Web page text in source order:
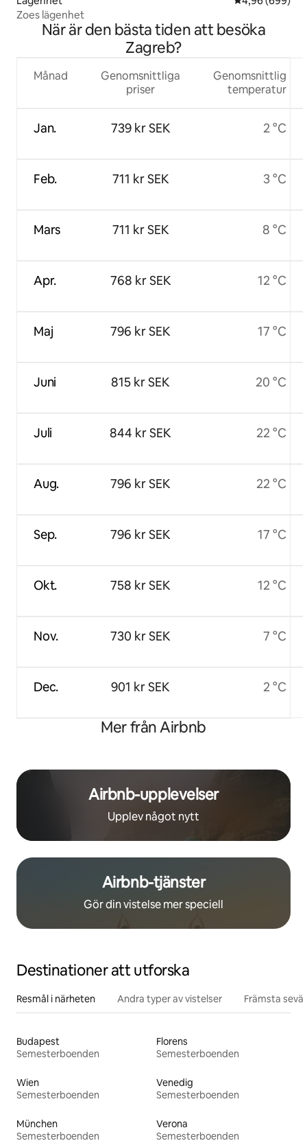
Zoes lägenhet
När är den bästa tiden att besöka
Zagreb?
Månad
Jan.
Feb.
Mars
Apr.
Maj
Juni
Juli
Aug.
Sep.
Okt.
Nov.
Dec.
Genomsnittliga
priser
739 kr SEK
711 kr SEK
711 kr SEK
768 kr SEK
796 kr SEK
815 kr SEK
844 kr SEK
796 kr SEK
796 kr SEK
758 kr SEK
730 kr SEK
901 kr SEK
Genomsnittlig
temperatur
2 °C
3 °C
8 °C
12 °C
17 °C
20 °C
22 °C
22 °C
17 °C
12 °C
7 °C
2 °C
Mer från Airbnb
Airbnb-upplevelser
Upplev något nytt
Airbnb-tjänster
Gör din vistelse mer speciell
Destinationer att utforska
Resmål i närheten Andra typer av vistelser Främsta
Budapest
Semesterboenden
Florens
Semesterboenden
Wien
Semesterboenden
Venedig
Semesterboenden
München
Semesterboenden
Verona
Semesterboenden